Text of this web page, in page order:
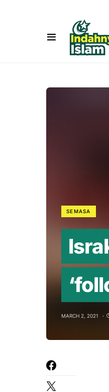
SEMASA
MARCH 2, 2021